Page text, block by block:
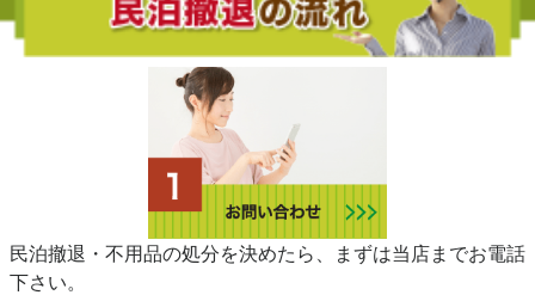
民泊撤退・不用品の処分を決めたら、まずは当店までお電話
下さい。